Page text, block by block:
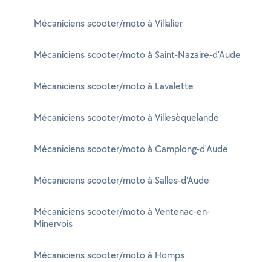
Mécaniciens scooter/moto à Villalier
Mécaniciens scooter/moto à Saint-Nazaire-d'Aude
Mécaniciens scooter/moto à Lavalette
Mécaniciens scooter/moto à Villesèquelande
Mécaniciens scooter/moto à Camplong-d'Aude
Mécaniciens scooter/moto à Salles-d'Aude
Mécaniciens scooter/moto à Ventenac-en-
Minervois
Mécaniciens scooter/moto à Homps